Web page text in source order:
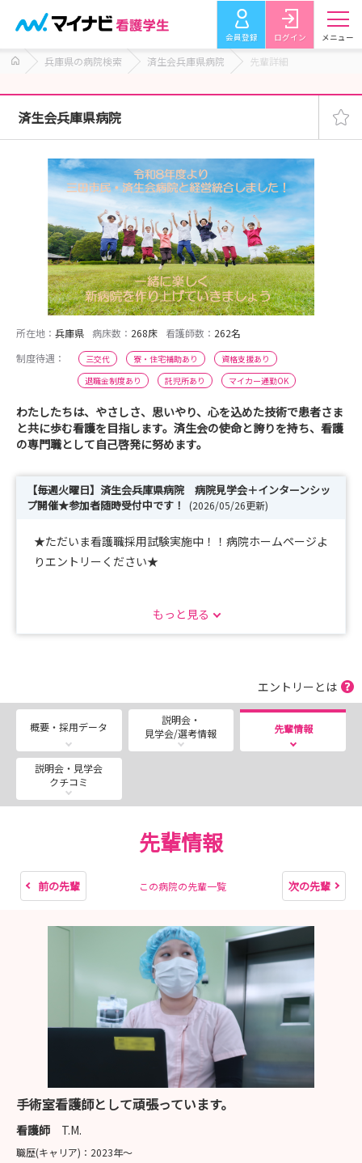
会員登録 ログイン メニュー
兵庫県の病院検索 済生会兵庫県病院 先輩詳細
済生会兵庫県病院
所在地： 兵庫県 病床数： 268床 看護師数： 262名
制度待遇：
三交代 寮・住宅補助あり
資格支援あり
退職金制度あり
託児所あり マイカー通勤OK
わたしたちは、やさしさ、思いやり、心を込めた技術で患者さま
と共に歩む看護を目指します。済生会の使命と誇りを持ち、看護
の専門職として自己啓発に努めます。
【毎週火曜日】済生会兵庫県病院 病院見学会＋インターンシッ
プ開催★参加者随時受付中です！
(2026/05/26更新)
★ただいま看護職採用試験実施中！！病院ホームページよ
りエントリーください★
令和12年の統合に向けて、令和8年4月より兵庫県済生会
病院見学会+インターンシップを開催しています♪
★1日あたり5名までの参加としております
※参加希望人数の状況によりお日にちの移動をお願いす
る場合があります
★病院説明会のみの参加も可能です（※事前に必ずご連絡
★ご希望の病棟をお聞きします
以下マイナビ上の画面より、申し込むボタンからご予約く
https://nurse.mynavi.jp/student/hospitals/outline/904
80/seminars/detail/f824479a276841f2c1e0c4ddf79f5f0
どの回も先着5名までのご案内です。ぜひ一度当院にお越
しください＊＾＾＊
もっと見る
エントリーとは
概要・採用データ
説明会・
見学会/選考情報
先輩情報
説明会・見学会
クチコミ
先輩情報
前の先輩 この病院の先輩一覧 次の先輩
手術室看護師として頑張っています。
看護師 T.M.
職歴(キャリア)： 2023年〜